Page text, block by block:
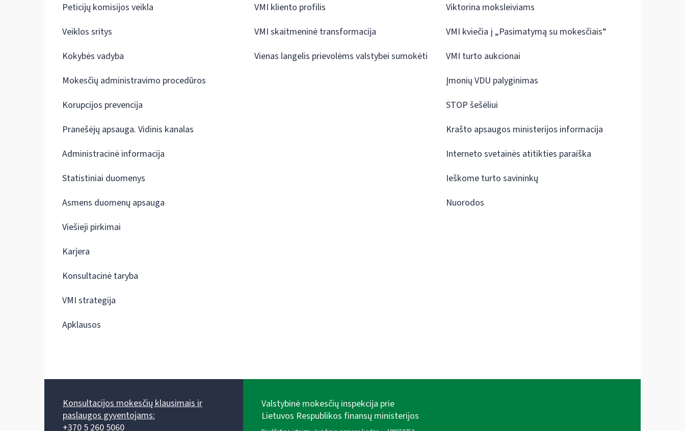
Peticijų komisijos veikla
Veiklos sritys
Kokybės vadyba
Mokesčių administravimo procedūros
Korupcijos prevencija
Pranešėjų apsauga. Vidinis kanalas
Administracinė informacija
Statistiniai duomenys
Asmens duomenų apsauga
Viešieji pirkimai
Karjera
Konsultacinė taryba
VMI strategija
Apklausos
VMI kliento profilis
VMI skaitmeninė transformacija
Vienas langelis prievolėms valstybei sumokėti
Viktorina moksleiviams
VMI kviečia į „Pasimatymą su mokesčiais“
VMI turto aukcionai
Įmonių VDU palyginimas
STOP šešėliui
Krašto apsaugos ministerijos informacija
Interneto svetainės atitikties paraiška
Ieškome turto savininkų
Nuorodos
Konsultacijos mokesčių klausimais ir
paslaugos gyventojams:
+370 5 260 5060
Valstybinė mokesčių inspekcija prie
Lietuvos Respublikos finansų ministerijos